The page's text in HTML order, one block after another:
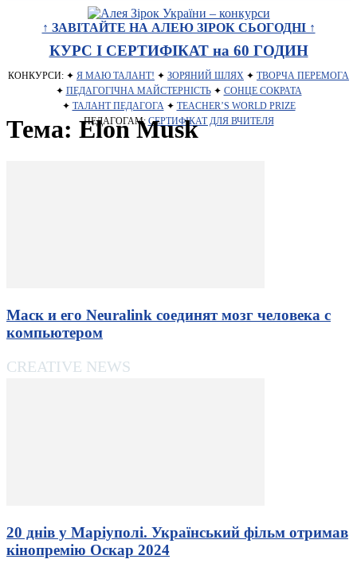
↑ ЗАВІТАЙТЕ НА АЛЕЮ ЗІРОК СЬОГОДНІ ↑
КУРС І СЕРТИФІКАТ на 60 ГОДИН
КОНКУРСИ: ✦ Я МАЮ ТАЛАНТ! ✦ ЗОРЯНИЙ ШЛЯХ ✦ ТВОРЧА ПЕРЕМОГА
✦ ПЕДАГОГІЧНА МАЙСТЕРНІСТЬ✦ СОНЦЕ СОКРАТА
✦ ТАЛАНТ ПЕДАГОГА✦ TEACHER’S WORLD PRIZE
ПЕДАГОГАМ: СЕРТИФІКАТ ДЛЯ ВЧИТЕЛЯ
Тема: Elon Musk
Маск и его Neuralink соединят мозг человека с
компьютером
CREATIVE NEWS
20 днів у Маріуполі. Український фільм отримав
кінопремію Оскар 2024